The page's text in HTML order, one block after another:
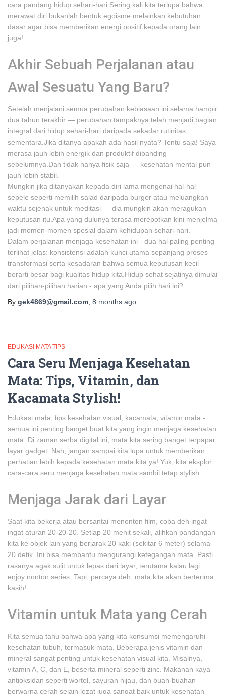
cara pandang hidup sehari-hari.Sering kali kita terlupa bahwa
merawat diri bukanlah bentuk egoisme melainkan kebutuhan
dasar agar bisa memberikan energi positif kepada orang lain
juga!
Akhir Sebuah Perjalanan atau
Awal Sesuatu Yang Baru?
Setelah menjalani semua perubahan kebiasaan ini selama hampir
dua tahun terakhir — perubahan tampaknya telah menjadi bagian
integral dari hidup sehari-hari daripada sekadar rutinitas
sementara.Jika ditanya apakah ada hasil nyata? Tentu saja! Saya
merasa jauh lebih energik dan produktif dibanding
sebelumnya.Dan tidak hanya fisik saja — kesehatan mental pun
jauh lebih stabil.
Mungkin jika ditanyakan kepada diri lama mengenai hal-hal
sepele seperti memilih salad daripada burger atau meluangkan
waktu sejenak untuk meditasi — dia mungkin akan meragukan
keputusan itu.Apa yang dulunya terasa merepotkan kini menjelma
jadi momen-momen spesial dalam kehidupan sehari-hari.
Dalam perjalanan menjaga kesehatan ini - dua hal paling penting
terlihat jelas: konsistensi adalah kunci utama sepanjang proses
transformasi serta kesadaran bahwa semua keputusan kecil
berarti besar bagi kualitas hidup kita.Hidup sehat sejatinya dimulai
dari pilihan-pilihan harian - apa yang Anda pilih hari ini?
By gek4869@gmail.com 8 months ago
EDUKASI MATA TIPS
Cara Seru Menjaga Kesehatan
Mata: Tips, Vitamin, dan
Kacamata Stylish!
Edukasi mata, tips kesehatan visual, kacamata, vitamin mata -
semua ini penting banget buat kita yang ingin menjaga kesehatan
mata. Di zaman serba digital ini, mata kita sering banget terpapar
layar gadget. Nah, jangan sampai kita lupa untuk memberikan
perhatian lebih kepada kesehatan mata kita ya! Yuk, kita eksplor
cara-cara seru menjaga kesehatan mata sambil tetap stylish.
Menjaga Jarak dari Layar
Saat kita bekerja atau bersantai menonton film, coba deh ingat-
ingat aturan 20-20-20. Setiap 20 menit sekali, alihkan pandangan
kita ke objek lain yang berjarak 20 kaki (sekitar 6 meter) selama
20 detik. Ini bisa membantu mengurangi ketegangan mata. Pasti
rasanya agak sulit untuk lepas dari layar, terutama kalau lagi
enjoy nonton series. Tapi, percaya deh, mata kita akan berterima
kasih!
Vitamin untuk Mata yang Cerah
Kita semua tahu bahwa apa yang kita konsumsi memengaruhi
kesehatan tubuh, termasuk mata. Beberapa jenis vitamin dan
mineral sangat penting untuk kesehatan visual kita. Misalnya,
vitamin A, C, dan E, beserta mineral seperti zinc. Makanan kaya
antioksidan seperti wortel, sayuran hijau, dan buah-buahan
berwarna cerah selain lezat juga sangat baik untuk kesehatan